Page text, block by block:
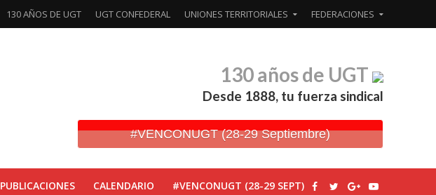
130 AÑOS DE UGT UGT CONFEDERAL UNIONES TERRITORIALES FEDERACIONES
130 años de UGT
Desde 1888, tu fuerza sindical
#VENCONUGT (28-29 Septiembre)
PUBLICACIONES CALENDARIO #VENCONUGT (28-29 SEPT)